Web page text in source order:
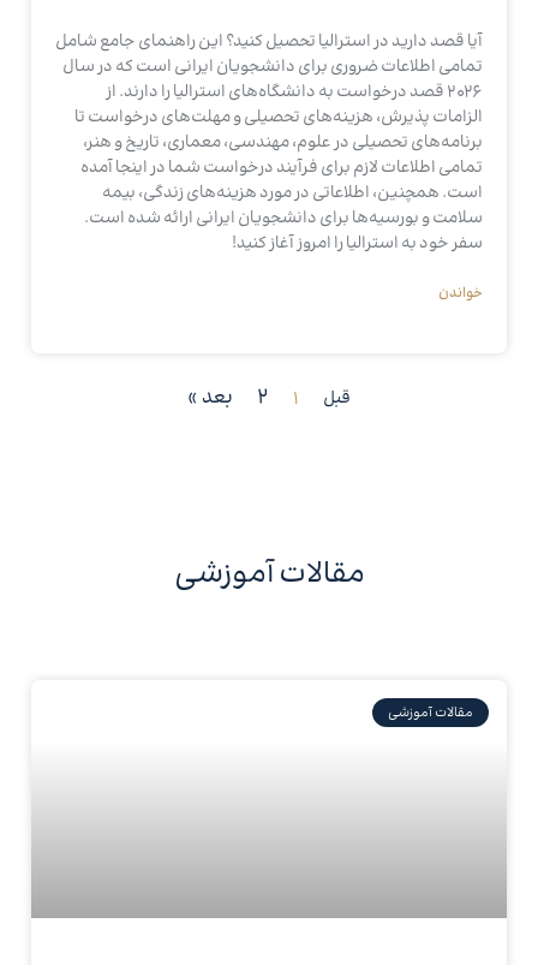
آیا قصد دارید در استرالیا تحصیل کنید؟ این راهنمای جامع شامل
تمامی اطلاعات ضروری برای دانشجویان ایرانی است که در سال
2026 قصد درخواست به دانشگاه‌های استرالیا را دارند. از
الزامات پذیرش، هزینه‌های تحصیلی و مهلت‌های درخواست تا
برنامه‌های تحصیلی در علوم، مهندسی، معماری، تاریخ و هنر،
تمامی اطلاعات لازم برای فرآیند درخواست شما در اینجا آمده
است. همچنین، اطلاعاتی در مورد هزینه‌های زندگی، بیمه
سلامت و بورسیه‌ها برای دانشجویان ایرانی ارائه شده است.
سفر خود به استرالیا را امروز آغاز کنید!
خواندن
قبل 1
2 بعد »
مقالات آموزشی
مقالات آموزشی